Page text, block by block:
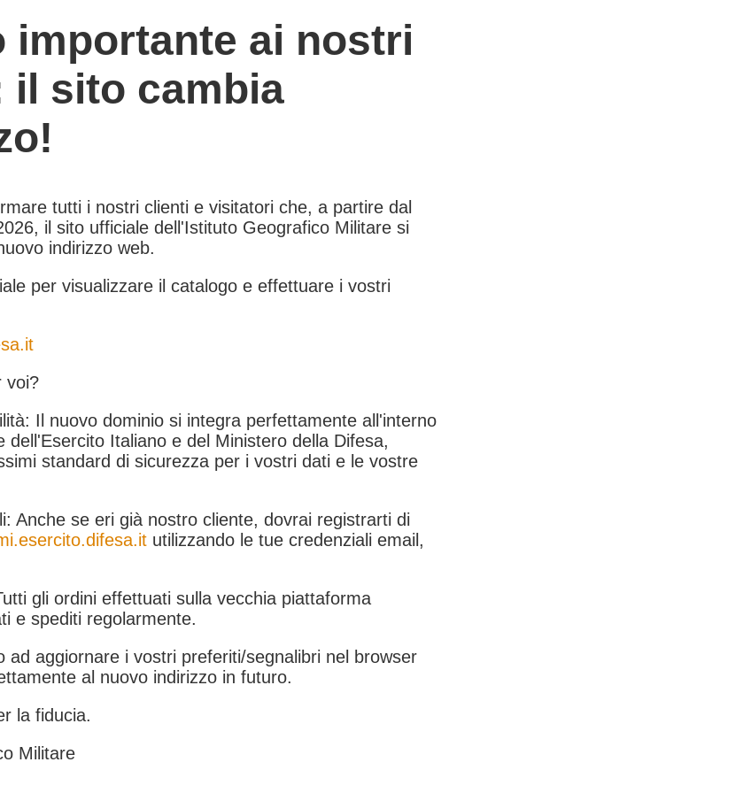
importante ai nostri
il sito cambia
tutti i nostri clienti e visitatori che, a partire dal
il sito ufficiale dell'Istituto Geografico Militare si
indirizzo web.
per visualizzare il catalogo e effettuare i vostri
voi?
Il nuovo dominio si integra perfettamente all'interno
dell'Esercito Italiano e del Ministero della Difesa,
standard di sicurezza per i vostri dati e le vostre
Anche se eri già nostro cliente, dovrai registrarti di
utilizzando le tue credenziali email,
gli ordini effettuati sulla vecchia piattaforma
e spediti regolarmente.
ad aggiornare i vostri preferiti/segnalibri nel browser
al nuovo indirizzo in futuro.
la fiducia.
Militare